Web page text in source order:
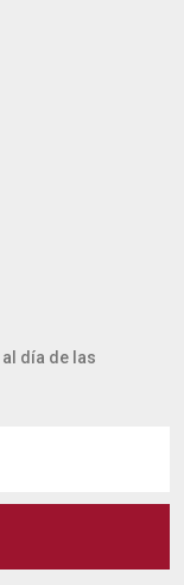
día de las